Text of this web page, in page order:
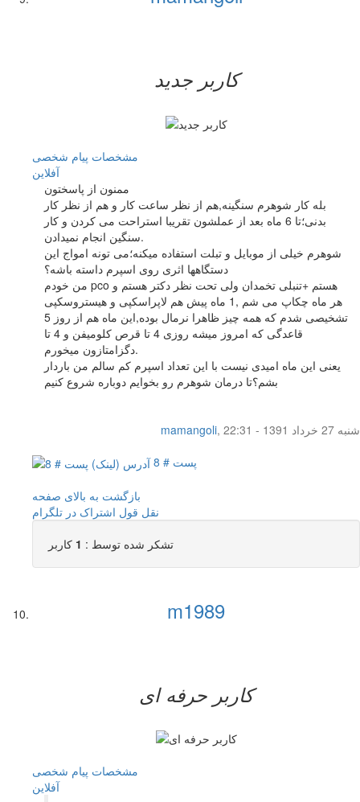
کاربر جدید
مشخصات پیام شخصی
آفلاين
ممنون از پاسختون
بله کار شوهرم سنگینه,هم از نظر ساعت کار و هم از نظر کار
بدنی؛تا 6 ماه بعد از عملشون تقریبا استراحت می کردن و کار
سنگین انجام نمیدادن.
شوهرم خیلی از موبایل و تبلت استفاده میکنه؛می تونه امواج این
دستگاهها اثری روی اسپرم داسته باشه؟
من خودم pco هستم +تنبلی تخمدان ولی تحت نظر دکتر هستم و
هر ماه چکاپ می شم ,1 ماه پیش هم لاپراسکپی و هیستروسکپی
تشخیصی شدم که همه چیز ظاهرا نرمال بوده,این ماه هم از روز 5
قاعدگی که امروز میشه روزی 4 تا قرص کلومیفن و 4 تا
دگزامتازون میخورم.
یعنی این ماه امیدی نیست با این تعداد اسپرم کم سالم من باردار
بشم؟تا درمان شوهرم رو بخوایم دوباره شروع کنیم
mamangoli,
شنبه 27 خرداد 1391 - 22:31
پست # 8
بازگشت به بالای صفحه
نقل قول اشتراک در تلگرام
تشکر شده توسط : 1 کاربر
m1989
کاربر حرفه ای
مشخصات پیام شخصی
آفلاين